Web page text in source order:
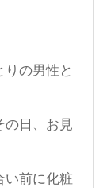
の男性と
の日、お見
い前に化粧